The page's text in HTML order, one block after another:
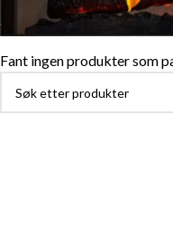
Stålpiper
Fant ingen produkter som